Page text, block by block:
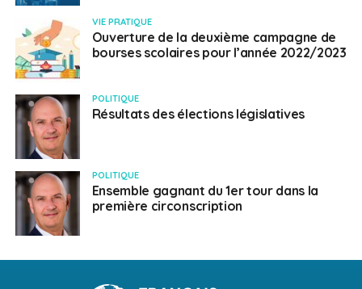
VIE PRATIQUE
Ouverture de la deuxième campagne de
bourses scolaires pour l’année 2022/2023
POLITIQUE
Résultats des élections législatives
POLITIQUE
Ensemble gagnant du 1er tour dans la
première circonscription